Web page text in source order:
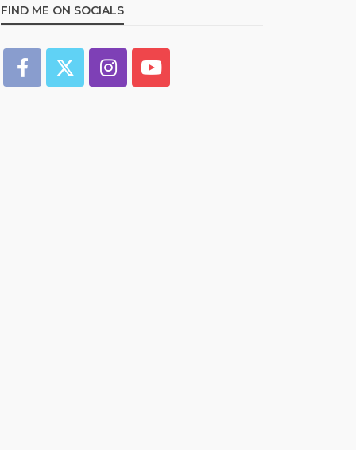
FIND ME ON SOCIALS